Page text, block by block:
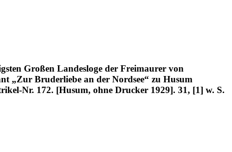
Großen Landesloge der Freimaurer von
„Zur Bruderliebe an der Nordsee“ zu Husum
Nr. 172. [Husum, ohne Drucker 1929]. 31, [1] w. S.